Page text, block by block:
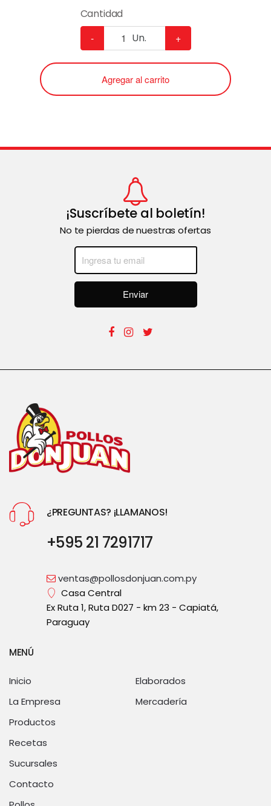
Cantidad
-
Un. +
Agregar al carrito
¡Suscríbete al boletín!
No te pierdas de nuestras ofertas
Enviar
¿PREGUNTAS? ¡LLAMANOS!
+595 21 7291717
ventas@pollosdonjuan.com.py
Casa Central
Ex Ruta 1, Ruta D027 - km 23 - Capiatá,
Paraguay
MENÚ
Inicio
La Empresa
Productos
Recetas
Sucursales
Contacto
Elaborados
Mercadería